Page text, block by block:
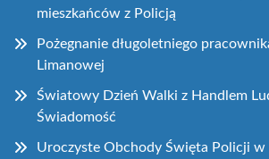
mieszkańców z Policją
Pożegnanie długoletniego
Limanowej
Światowy Dzień Walki z Handlem
Świadomość
Uroczyste Obchody Święta Policji w